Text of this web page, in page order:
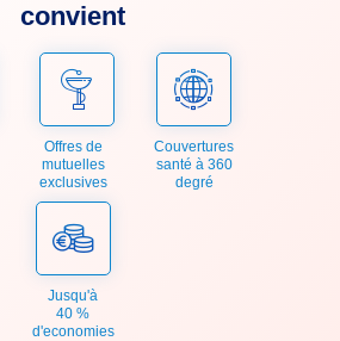
convient
Offres de
mutuelles
exclusives
Couvertures
santé à 360
degré
Jusqu'à
40 %
d'economies